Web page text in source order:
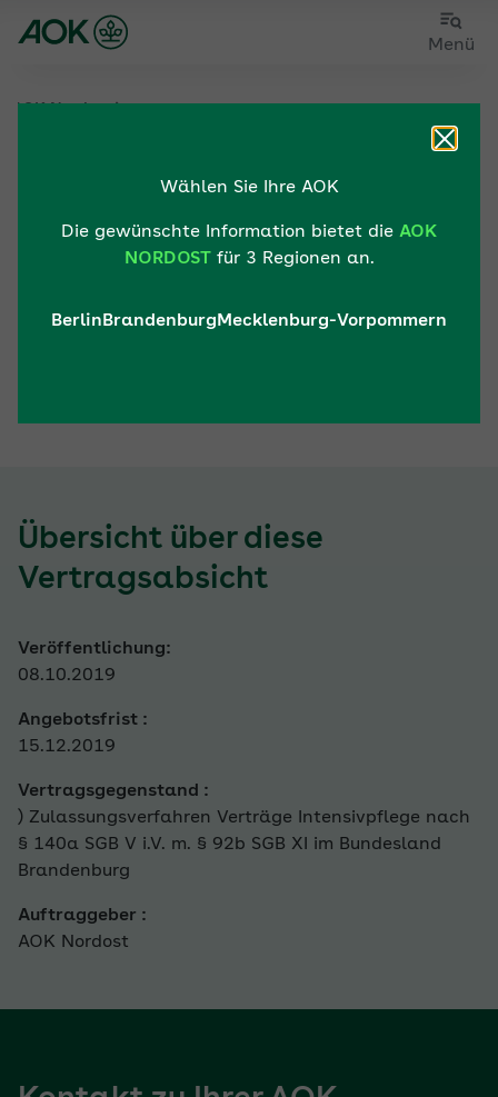
Zum
Zur
Menü
Vertragsabsicht
Zulassungsverfahren
Verträge
Übersicht über diese
Vertragsabsicht
Veröffentlichung:
08.10.2019
Angebotsfrist :
15.12.2019
Vertragsgegenstand :
) Zulassungsverfahren Verträge Intensivpflege nach
§ 140a SGB V i.V. m. § 92b SGB XI im Bundesland
Brandenburg
Auftraggeber :
AOK Nordost
Wählen Sie Ihre AOK
Die gewünschte Information bietet die AOK
NORDOSTfür 3 Regionen an.
Berlin Brandenburg Mecklenburg-Vorpommern